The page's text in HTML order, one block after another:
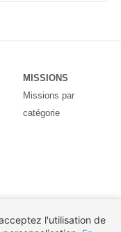
MISSIONS
Missions par
catégorie
l'utilisation de